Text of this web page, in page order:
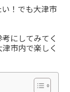
！でも大津市
にしてみてく
市内で楽しく